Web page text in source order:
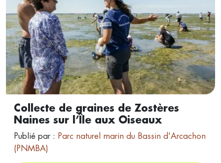
Collecte de graines de Zostères
Naines sur l’Île aux Oiseaux
Publié par : Parc naturel marin du Bassin d'Arcachon
(PNMBA)